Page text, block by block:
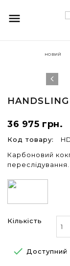

НОВИЙ
HANDSLING
36 975 грн.
Код товару:
Карбоновий
Кількість
 Доступний